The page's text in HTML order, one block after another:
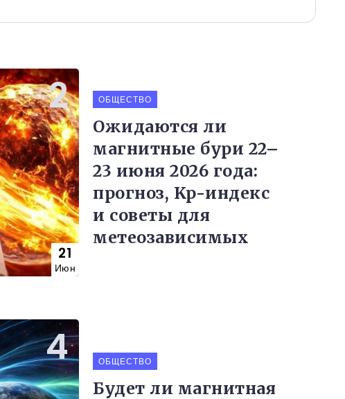
21
Июн
ОБЩЕСТВО
Ожидаются ли
магнитные бури 22–
23 июня 2026 года:
прогноз, Kp-индекс
и советы для
метеозависимых
ОБЩЕСТВО
Будет ли магнитная